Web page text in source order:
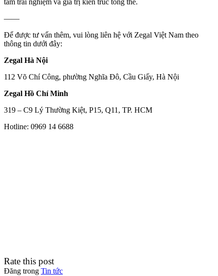
tầm trải nghiệm và giá trị kiến trúc tổng thể.
——
Để được tư vấn thêm, vui lòng liên hệ với Zegal Việt Nam theo
thông tin dưới đây:
Zegal Hà Nội
112 Võ Chí Công, phường Nghĩa Đô, Cầu Giấy, Hà Nội
Zegal Hồ Chí Minh
319 – C9 Lý Thường Kiệt, P15, Q11, TP. HCM
Hotline: 0969 14 6688
Rate this post
Đăng trong Tin tức